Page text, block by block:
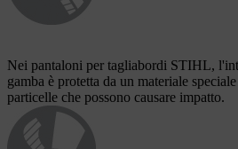
Nei pantaloni per tagliabordi STIHL,
gamba è protetta da un materiale
particelle che possono causare impatto.